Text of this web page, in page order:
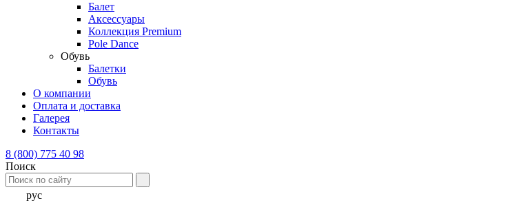
Балет
Аксессуары
Коллекция Premium
Pole Dance
Обувь
Балетки
Обувь
О компании
Оплата и доставка
Галерея
Контакты
8 (800) 775 40 98
Поиск
рус